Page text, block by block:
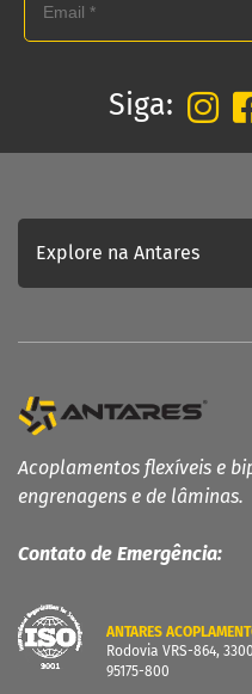
Siga:
Acoplamentos flexíveis e
engrenagens e de lâminas.
Contato de Emergência:
ANTARES
Rodovia VRS-864,
95175-800
Explore na Antares
Central de Downloads
Orçamento
Empresa
Política de Privacidade